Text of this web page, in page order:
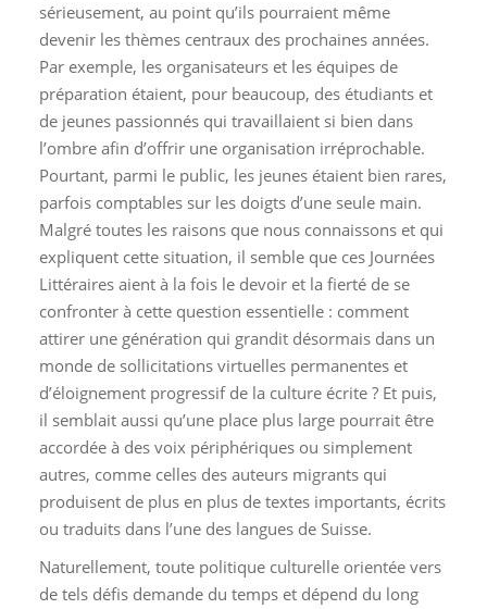
sérieusement, au point qu’ils pourraient même
devenir les thèmes centraux des prochaines années.
Par exemple, les organisateurs et les équipes de
préparation étaient, pour beaucoup, des étudiants et
de jeunes passionnés qui travaillaient si bien dans
l’ombre afin d’offrir une organisation irréprochable.
Pourtant, parmi le public, les jeunes étaient bien rares,
parfois comptables sur les doigts d’une seule main.
Malgré toutes les raisons que nous connaissons et qui
expliquent cette situation, il semble que ces Journées
Littéraires aient à la fois le devoir et la fierté de se
confronter à cette question essentielle : comment
attirer une génération qui grandit désormais dans un
monde de sollicitations virtuelles permanentes et
d’éloignement progressif de la culture écrite ? Et puis,
il semblait aussi qu’une place plus large pourrait être
accordée à des voix périphériques ou simplement
autres, comme celles des auteurs migrants qui
produisent de plus en plus de textes importants, écrits
ou traduits dans l’une des langues de Suisse.
Naturellement, toute politique culturelle orientée vers
de tels défis demande du temps et dépend du long